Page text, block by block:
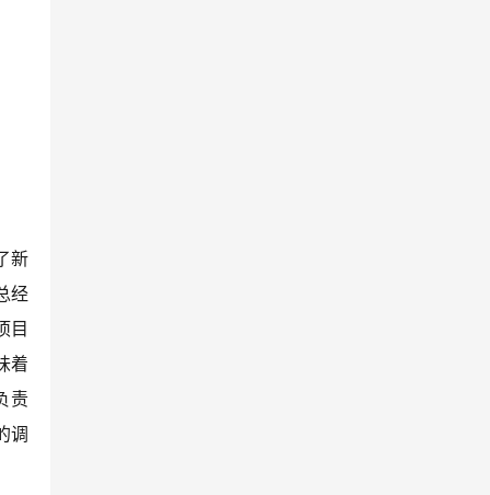
新
经
目
着
责
调